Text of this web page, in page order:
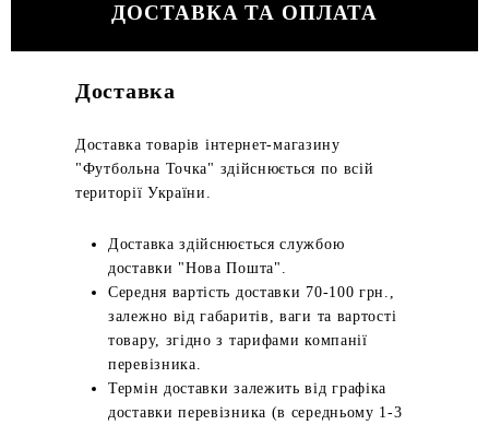
ДОСТАВКА ТА ОПЛАТА
Доставка
Доставка товарів інтернет-магазину
"Футбольна Точка" здійснюється по всій
території України.
Доставка здійснюється службою
доставки "Нова Пошта".
Середня вартість доставки 70-100 грн.,
залежно від габаритів, ваги та вартості
товару, згідно з тарифами компанії
перевізника.
Термін доставки залежить від графіка
доставки перевізника (в середньому 1-3